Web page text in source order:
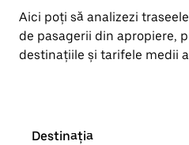
Aici poți să analizezi
de pasagerii din apropiere,
destinațiile și tarifele medii
Destinația